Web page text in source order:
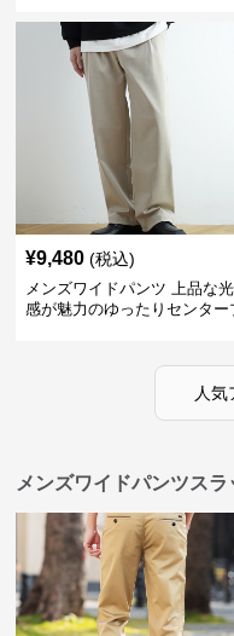
¥9,480 (税込)
メンズワイドパンツ 上品な
感が魅力のゆったりセンター
人
メンズワイドパンツス